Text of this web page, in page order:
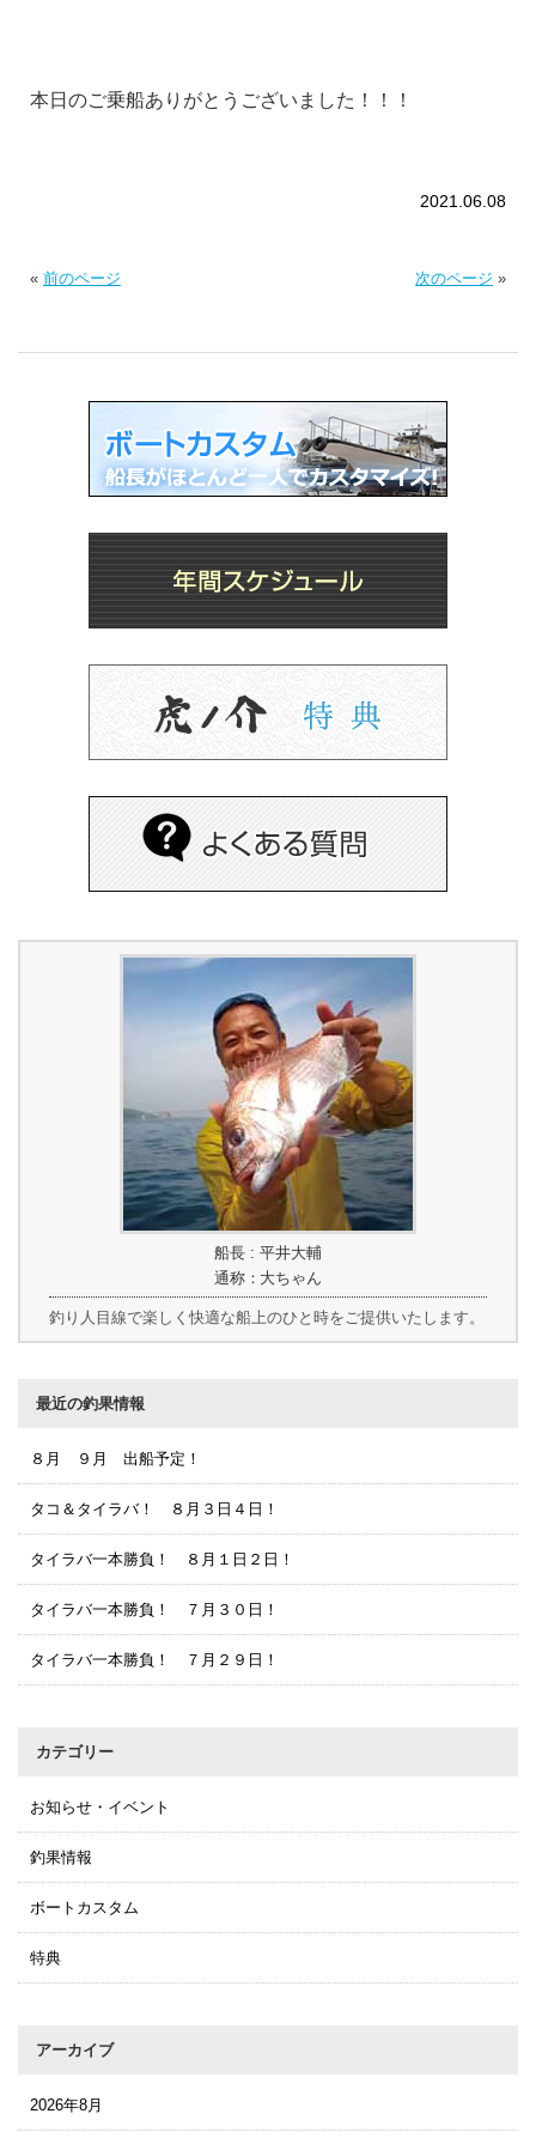
本日のご乗船ありがとうございました！！！
2021.06.08
« 前のページ 次のページ »
船長 : 平井大輔
通称：大ちゃん
釣り人目線で楽しく快適な船上のひと時をご提供いたします。
最近の釣果情報
８月 ９月 出船予定！
タコ＆タイラバ！ ８月３日４日！
タイラバ一本勝負！ ８月１日２日！
タイラバ一本勝負！ ７月３０日！
タイラバ一本勝負！ ７月２９日！
カテゴリー
お知らせ・イベント
釣果情報
ボートカスタム
特典
アーカイブ
2026年8月